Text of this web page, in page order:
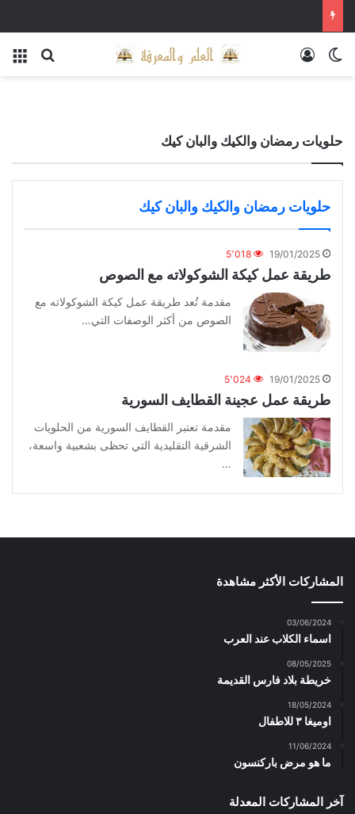
بحث الوضع المظلمتسجيل الدخول
حلويات رمضان والكيك والبان كيك
حلويات رمضان والكيك والبان كيك
19/01/2025 5٬018
طريقة عمل كيكة الشوكولاته مع الصوص
مقدمة تُعد طريقة عمل كيكة الشوكولاته مع
الصوص من أكثر الوصفات التي…
19/01/2025 5٬024
طريقة عمل عجينة القطايف السورية
مقدمة تعتبر القطايف السورية من الحلويات
الشرقية التقليدية التي تحظى بشعبية واسعة،
…
المشاركات الأكثر مشاهدة
03/06/2024
اسماء الكلاب عند العرب
08/05/2025
خريطة بلاد فارس القديمة
18/05/2024
اوميغا ٣ للاطفال
11/06/2024
ما هو مرض باركنسون
آخر المشاركات المعدلة